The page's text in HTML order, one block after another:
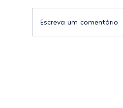
Escreva um comentário